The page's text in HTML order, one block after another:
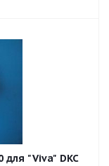
для "Viva" DKC